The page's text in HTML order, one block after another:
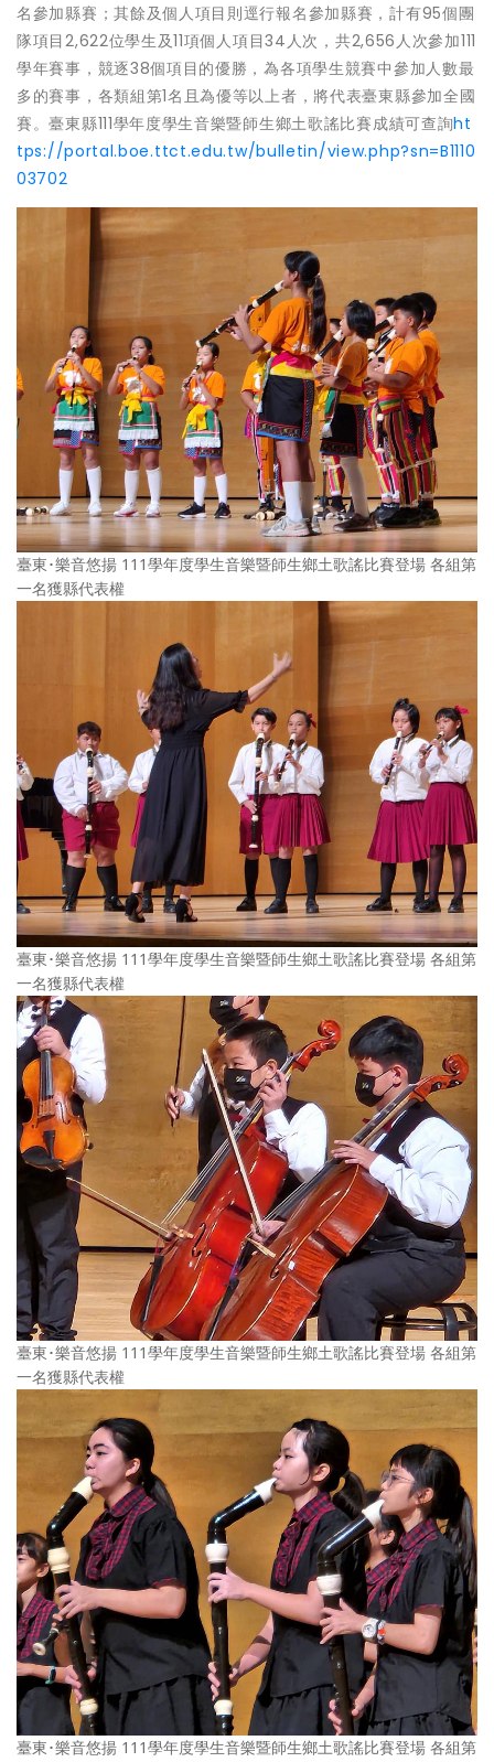
名參加縣賽；其餘及個人項目則逕行報名參加縣賽，計有95個團
隊項目2,622位學生及11項個人項目34人次，共2,656人次參加111
學年賽事，競逐38個項目的優勝，為各項學生競賽中參加人數最
多的賽事，各類組第1名且為優等以上者，將代表臺東縣參加全國
賽。臺東縣111學年度學生音樂暨師生鄉土歌謠比賽成績可查詢ht
tps://portal.boe.ttct.edu.tw/bulletin/view.php?sn=B1110
03702
臺東･樂音悠揚 111學年度學生音樂暨師生鄉土歌謠比賽登場 各組第
一名獲縣代表權
臺東･樂音悠揚 111學年度學生音樂暨師生鄉土歌謠比賽登場 各組第
一名獲縣代表權
臺東･樂音悠揚 111學年度學生音樂暨師生鄉土歌謠比賽登場 各組第
一名獲縣代表權
臺東･樂音悠揚 111學年度學生音樂暨師生鄉土歌謠比賽登場 各組第